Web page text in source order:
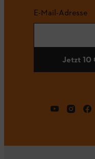
E-Mail-Adresse
Jetzt 10